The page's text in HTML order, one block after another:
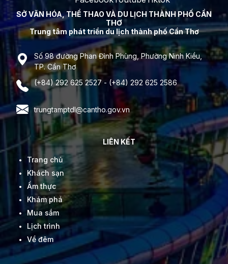
SỞ VĂN HÓA, THỂ THAO VÀ DU LỊCH THÀNH PHỐ CẦN
THƠ
Trung tâm phát triển du lịch thành phố Cần Thơ
Số 98 đường Phan Đình Phùng, Phường Ninh Kiều,
TP. Cần Thơ
(+84) 292 625 2527 - (+84) 292 625 2586
trungtamptdl@cantho.gov.vn
LIÊN KẾT
Trang chủ
Khách sạn
Ẩm thực
Khám phá
Mua sắm
Lịch trình
Về đêm